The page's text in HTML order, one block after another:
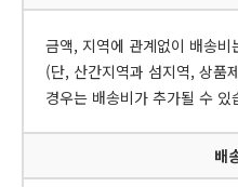
금액, 지역에 관계없이 배송비
(단, 산간지역과 섬지역, 상품
경우는 배송비가 추가될 수 있
배